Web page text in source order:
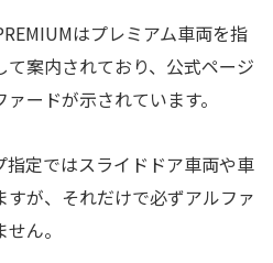
はプレミアム車両を指
案内されており、公式ページ
ードが示されています。
定ではスライドドア車両や車
が、それだけで必ずアルファ
ん。